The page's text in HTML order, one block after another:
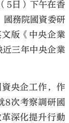
5日）下午在香
國務院國資委研
版《中央企業
三年中央企業
央企工作，作
8次考察調研國
深化提升行動